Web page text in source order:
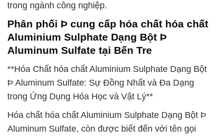
trong ngành công nghiệp.
Phân phối Þ cung cấp hóa chất hóa chất
Aluminium Sulphate Dạng Bột Þ
Aluminum Sulfate tại Bến Tre
**Hóa Chất hóa chất Aluminium Sulphate Dạng Bột
Þ Aluminum Sulfate: Sự Đồng Nhất và Đa Dạng
trong Ứng Dụng Hóa Học và Vật Lý**
Hóa chất hóa chất Aluminium Sulphate Dạng Bột Þ
Aluminum Sulfate, còn được biết đến với tên gọi